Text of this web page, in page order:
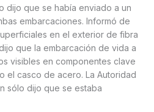
dijo que se había enviado a un
embarcaciones. Informó de
en el exterior de fibra
que la embarcación de vida a
visibles en componentes clave
el casco de acero. La Autoridad
sólo dijo que se estaba